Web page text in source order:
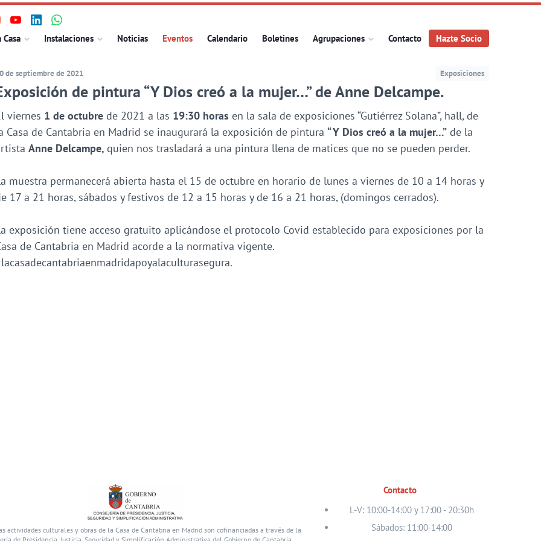
Visita
nuestro
en
Youtube
Visita
nuestro
en
Linkedin
Visita
nuestro
en
WhatsApp
Casa Instalaciones Noticias Eventos Calendario Boletines Agrupaciones Contacto Hazte Socio
de septiembre de 2021 Exposiciones
de pintura “Y Dios creó a la mujer…” de Anne Delcampe.
viernes 1 de octubrede 2021 a las 19:30 horas en la sala de exposiciones “Gutiérrez Solana”, hall, de
Casa de Cantabria en Madrid se inaugurará la exposición de pintura “ Y Dios creó a la mujer…”de la
Anne Delcampe, quien nos trasladará a una pintura llena de matices que no se pueden perder.
muestra permanecerá abierta hasta el 15 de octubre en horario de lunes a viernes de 10 a 14 horas y
17 a 21 horas, sábados y festivos de 12 a 15 horas y de 16 a 21 horas, (domingos cerrados).
exposición tiene acceso gratuito aplicándose el protocolo Covid establecido para exposiciones por la
de Cantabria en Madrid acorde a la normativa vigente.
actividades culturales y obras de la Casa de Cantabria en Madrid son cofinanciadas a través de la
Contacto
L-V: 10:00-14:00 y 17:00 - 20:30h
Sábados: 11:00-14:00